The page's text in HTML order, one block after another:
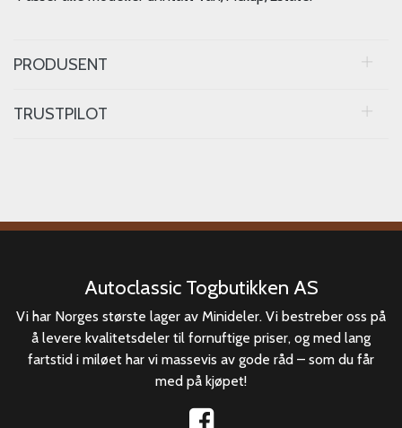
PRODUSENT
TRUSTPILOT
Autoclassic Togbutikken AS
Vi har Norges største lager av Minideler. Vi bestreber oss på
å levere kvalitetsdeler til fornuftige priser, og med lang
fartstid i miløet har vi massevis av gode råd – som du får
med på kjøpet!